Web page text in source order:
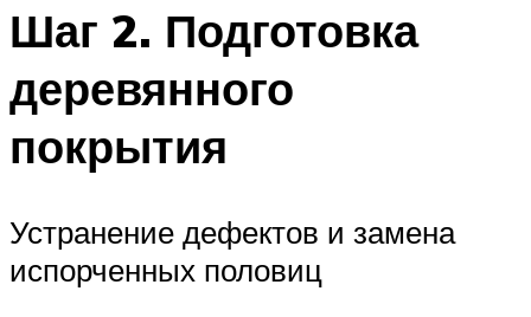
Шаг 2. Подготовка
деревянного
покрытия
Устранение дефектов и замена
испорченных половиц